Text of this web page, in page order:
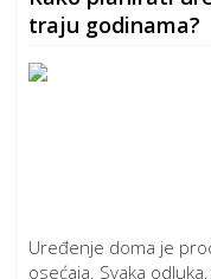
traju godinama?
Uređenje doma je
osećaja. Svaka